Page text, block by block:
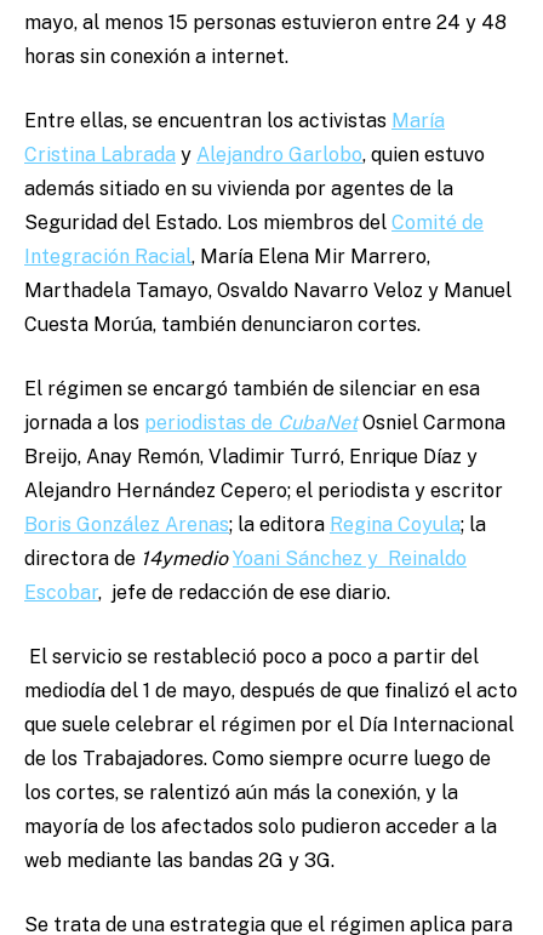
mayo, al menos 15 personas estuvieron entre 24 y 48
horas sin conexión a internet.
Entre ellas, se encuentran los activistas María
Cristina Labrada y Alejandro Garlobo, quien estuvo
además sitiado en su vivienda por agentes de la
Seguridad del Estado. Los miembros del Comité de
Integración Racial, María Elena Mir Marrero,
Marthadela Tamayo, Osvaldo Navarro Veloz y Manuel
Cuesta Morúa, también denunciaron cortes.
El régimen se encargó también de silenciar en esa
jornada a los periodistas de CubaNetOsniel Carmona
Breijo, Anay Remón, Vladimir Turró, Enrique Díaz y
Alejandro Hernández Cepero; el periodista y escritor
Boris González Arenas; la editora Regina Coyula; la
directora de 14ymedio Yoani Sánchez y Reinaldo
Escobar, jefe de redacción de ese diario.
El servicio se restableció poco a poco a partir del
mediodía del 1 de mayo, después de que finalizó el acto
que suele celebrar el régimen por el Día Internacional
de los Trabajadores. Como siempre ocurre luego de
los cortes, se ralentizó aún más la conexión, y la
mayoría de los afectados solo pudieron acceder a la
web mediante las bandas 2G y 3G.
Se trata de una estrategia que el régimen aplica para